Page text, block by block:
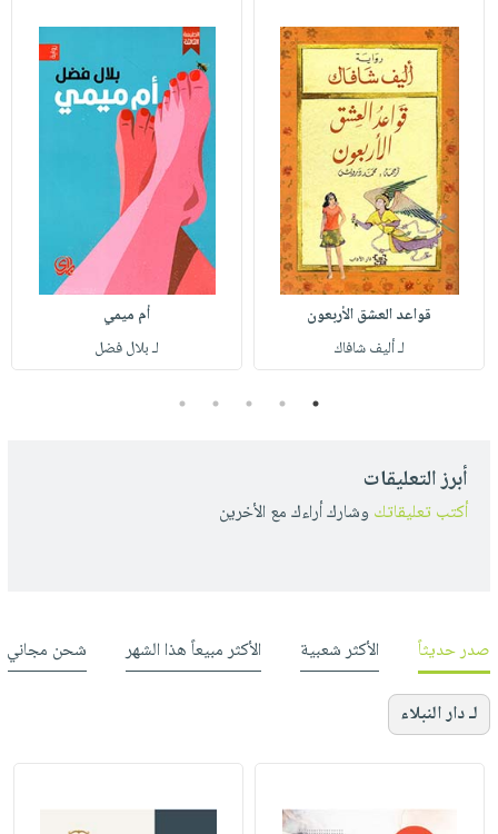
قواعد العشق الأربعون
لـ أليف شافاك
أم ميمي
لـ بلال فضل
1
2
3
4
5
أبرز التعليقات
أكتب تعليقاتك وشارك أراءك مع الأخرين
صدر حديثاً الأكثر شعبية الأكثر مبيعاً هذا الشهر شحن مجاني
لـ دار النبلاء